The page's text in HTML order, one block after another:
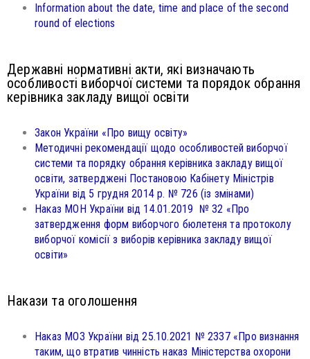
Information about the date, time and place of the second
round of elections
Державні нормативні акти, які визначають
особливості виборчої системи та порядок обрання
керівника закладу вищої освіти
Закон України «Про вищу освіту»
Методичні рекомендації щодо особливостей виборчої
системи та порядку обрання керівника закладу вищої
освіти, затверджені Постановою Кабінету Міністрів
України від 5 грудня 2014 р. № 726 (із змінами)
Наказ МОН України від 14.01.2019 № 32 «Про
затвердження форм виборчого бюлетеня та протоколу
виборчої комісії з виборів керівника закладу вищої
освіти»
Накази та оголошення
Наказ МОЗ України від 25.10.2021 № 2337 «Про визнання
таким, що втратив чинність наказ Міністерства охорони